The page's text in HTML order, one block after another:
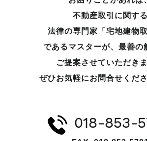
不動産取引に関する
法律の専門家「宅地建物取
であるマスターが、 最善の
ご提案させていただきま
ぜひお気軽にお問合せくださ
018-853-